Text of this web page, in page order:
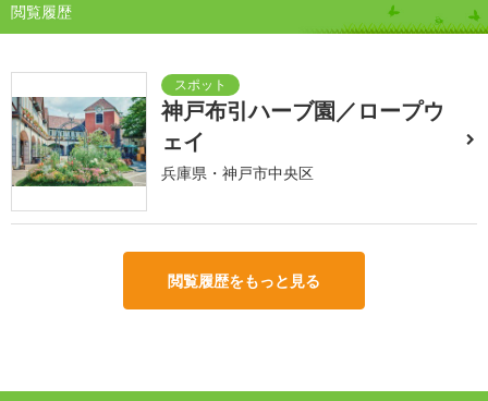
閲覧履歴
神戸布引ハーブ園／ロープウ
ェイ
兵庫県・神戸市中央区
閲覧履歴をもっと見る